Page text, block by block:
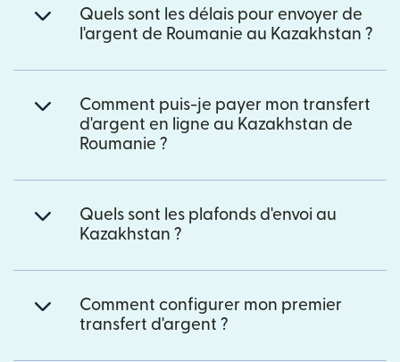
Quels sont les délais pour envoyer de
l'argent de Roumanie au Kazakhstan ?
Comment puis-je payer mon transfert
d'argent en ligne au Kazakhstan de
Roumanie ?
Quels sont les plafonds d'envoi au
Kazakhstan ?
Comment configurer mon premier
transfert d'argent ?